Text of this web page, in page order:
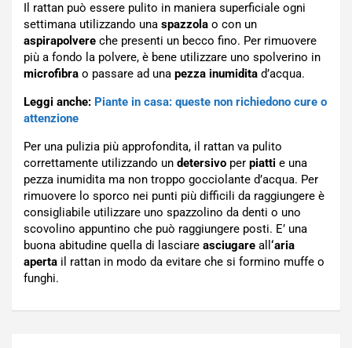
Il rattan può essere pulito in maniera superficiale ogni
settimana utilizzando una spazzola o con un
aspirapolvere che presenti un becco fino. Per rimuovere
più a fondo la polvere, è bene utilizzare uno spolverino in
microfibra o passare ad una pezza inumidita d’acqua.
Leggi anche: Piante in casa: queste non richiedono cure o
attenzione
Per una pulizia più approfondita, il rattan va pulito
correttamente utilizzando un detersivo per piatti e una
pezza inumidita ma non troppo gocciolante d’acqua. Per
rimuovere lo sporco nei punti più difficili da raggiungere è
consigliabile utilizzare uno spazzolino da denti o uno
scovolino appuntino che può raggiungere posti. E’ una
buona abitudine quella di lasciare asciugare all ‘aria
aperta il rattan in modo da evitare che si formino muffe o
funghi.